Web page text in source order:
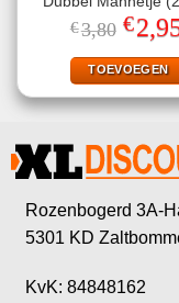
€3,80 prijs
was:
€3,80.
€
TOEVOEGEN
Rozenbogerd 3A-
5301 KD
KvK: 84848162